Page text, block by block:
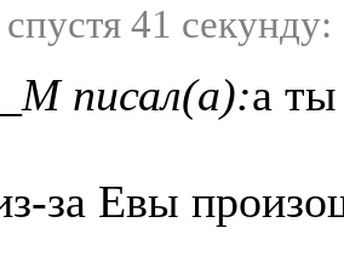
41 секунду:
писал(а):а ты
за Евы